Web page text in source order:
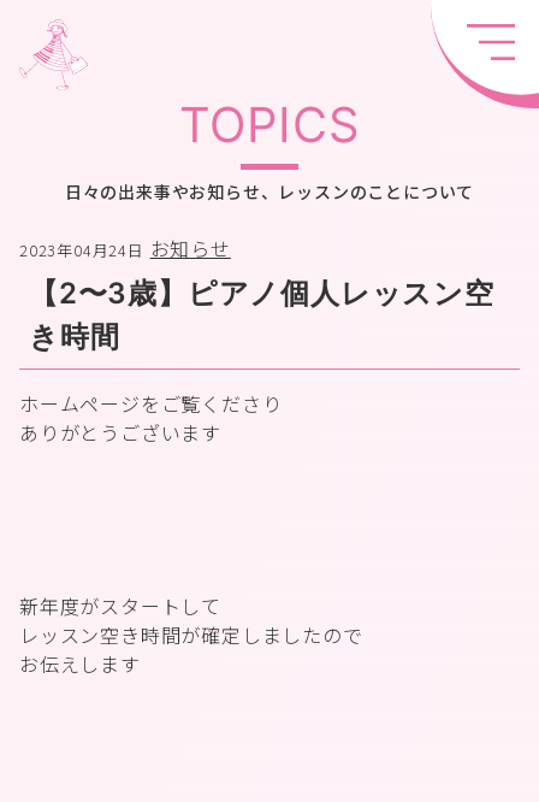
TOPICS
日々の出来事やお知らせ、レッスンのことについて
2023年04月24日 お知らせ
【2〜3歳】ピアノ個人レッスン空
き時間
ホームページをご覧くださり
ありがとうございます
新年度がスタートして
レッスン空き時間が確定しましたので
お伝えします